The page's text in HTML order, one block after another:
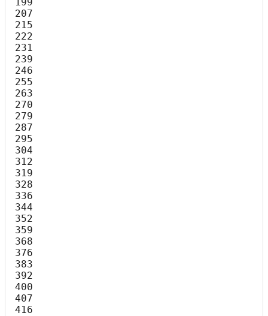
207
215
222
231
239
246
255
263
270
279
287
295
304
312
319
328
336
344
352
359
368
376
383
392
400
407
416